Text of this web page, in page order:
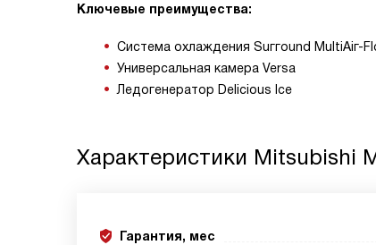
Ключевые преимущества:
Система охлаждения Suггоund МultiАiг-
Универсальная камера Versa
Ледогенератор Delicious Ice
Характеристики Mitsubishi
Гарантия, мес